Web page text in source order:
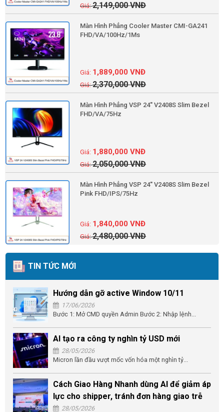
2,149,000VNĐ
Màn Hình Phẳng Cooler Master CMI-GA241
FHD/VA/100Hz/1Ms
2,370,000VNĐ
1,889,000VNĐ
Màn Hình Phẳng VSP 24'' V2408S Slim Bezel
FHD/VA/75Hz
2,050,000VNĐ
1,880,000VNĐ
Màn Hình Phẳng VSP 24'' V2408S Slim Bezel
Pink FHD/IPS/75Hz
2,480,000VNĐ
1,840,000VNĐ
TIN TỨC MỚI
Hướng dẫn gỡ active Window 10/11
17/06/2026
Bước 1: Mở CMD quyền Admin Bước 2: Nhập lệnh...
AI tạo ra công ty nghìn tỷ USD mới
28/05/2026
Micron lần đầu vượt mốc vốn hóa một nghìn tỷ...
Cách Giao Hàng Nhanh dùng AI để giảm áp
lực cho shipper, tránh đơn hàng giao trễ
28/05/2026